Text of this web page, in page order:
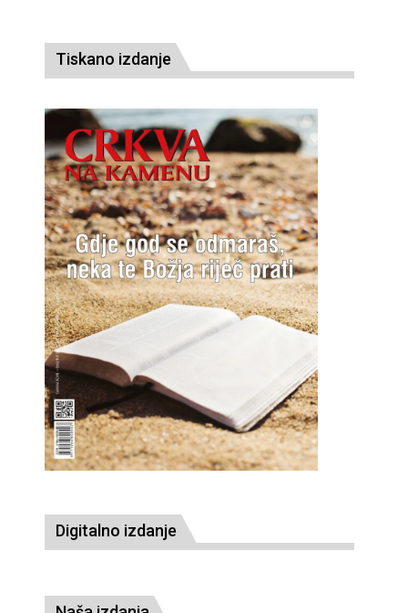
Tiskano izdanje
Digitalno izdanje